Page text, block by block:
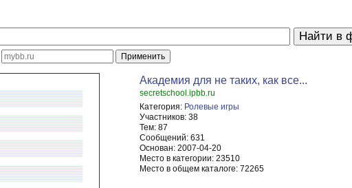
Академия для не таких, как все...
secretschool.ipbb.ru
Категория: Ролевые игры
Участников: 38
Тем: 87
Сообщений: 631
Основан: 2007-04-20
Место в категории: 23510
Место в общем каталоге: 72265